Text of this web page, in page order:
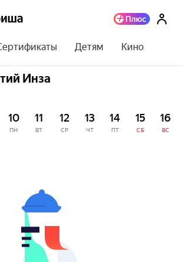
Детям Кино
Инза
10
ПН
11
ВТ
12
СР
13
ЧТ
14
ПТ
15
СБ
16
ВС